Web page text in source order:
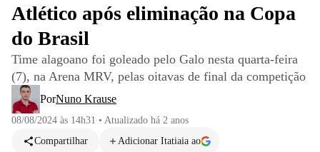
Atlético após eliminação na Copa
do Brasil
Time alagoano foi goleado pelo Galo nesta quarta-feira
(7), na Arena MRV, pelas oitavas de final da competição
PorNuno Krause
08/08/2024 às 14h31 • Atualizado há 2 anos
Compartilhar
Adicionar Itatiaia ao